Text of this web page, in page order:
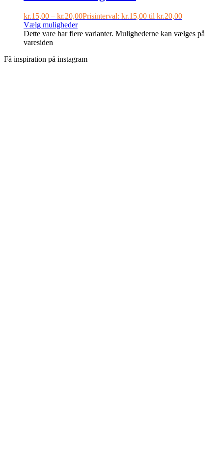
kr.15,00 – kr.20,00Prisinterval: kr.15,00 til kr.20,00
Vælg muligheder
Dette vare har flere varianter. Mulighederne kan vælges på
varesiden
Få inspiration på instagram